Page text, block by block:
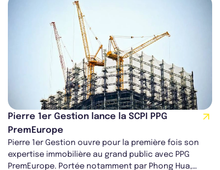
Pierre 1er Gestion lance la SCPI PPG
PremEurope
Pierre 1er Gestion ouvre pour la première fois son
expertise immobilière au grand public avec PPG
PremEurope. Portée notamment par Phong Hua,